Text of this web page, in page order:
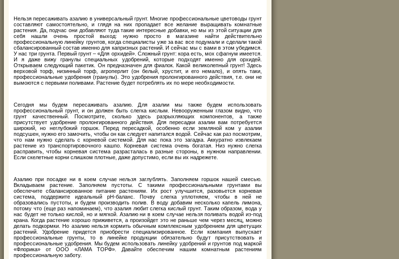
Нельзя пересаживать азалию в универсальный грунт. Многие профессиональные цветоводы грунт
составляют самостоятельно, и глядя на них пропадает все желание выращивать комнатные
растения. Да, подчас они добавляют туда такие интересные добавки, но мы из этой ситуации для
себя нашли очень простой выход: нужно просто в магазине найти действительно
профессиональную линейку грунтов, когда специалисты уже за вас все подумали и сделали такой
сбалансированный состав именно для капризных растений. И сейчас мы с вами в этом убедимся.
У нас три грунта. Первый грунт – «Для орхидей». Сложный грунт: кора есть, мох сфагнум имеется.
И я даже вижу гранулы специальных удобрений, которые подходят именно для орхидей.
Открываем следующий пакетик. Он предназначен для фиалок. Какой великолепный грунт! Здесь
верховой торф, низинный торф, агроперлит (он белый, хрустит, и его немало), и опять таки,
профессиональные удобрения (гранулы). Это удобрения пролонгированного действия, т.е. они не
вымоются с первыми поливами. Растение будет потреблять их по мере необходимости.
Сегодня мы будем пересаживать азалию. Для азалии мы также будем использовать
профессиональный грунт, и он должен быть слегка кислым. Невооруженным глазом видно, что
грунт качественный. Посмотрите, сколько здесь разрыхляющих компонентов, а также
присутствует удобрение пролонгированного действия. Для пересадки азалии вам потребуется
широкий, но неглубокий горшок. Перед пересадкой, особенно если земляной ком у азалии
подсушен, нужно его замочить, чтобы он как следует напитался водой. Сейчас как раз посмотрим,
что нам нужно сделать с корневой системой. Для нас пока это загадка. Аккуратно извлекаем
растение из транспортировочного кашпо. Корневая система очень богатая. Низ нужно слегка
расправить, чтобы корневая система разрасталась в разные стороны, в нужном направлении.
Если скелетные корни слишком плотные, даже допустимо, если вы их надрежете.
Азалию при посадке ни в коем случае нельзя заглублять. Заполняем горшок нашей смесью.
Вкладываем растение. Заполняем пустоты. С такими профессиональными грунтами вы
обеспечите сбалансированное питание растениям. Их рост улучшится, разовьется корневая
система, поддержите идеальный рН-баланс. Почву слегка уплотняем, чтобы в ней не
образовались пустоты, и будем производить полив. В воду добавим несколько капель лимона,
потому что (еще раз напоминаем), что азалия любит слегка кислый грунт. Таким образом, вода у
нас будет не только кислой, но и мягкой. Азалию ни в коем случае нельзя поливать водой из-под
крана. Когда растение хорошо приживется, а произойдет это не раньше чем через месяц, можно
делать подкормки. Но азалию нельзя кормить обычным комплексным удобрением для цветущих
растений. Удобрение придется приобрести специализированное. Если компания выпускает
профессиональные грунты, то в линейке продукции обязательно будут присутствовать и
профессиональные удобрения. Мы будем использовать линейку удобрений и грунтов под маркой
«Флорика» от ООО «ЛАМА ТОРФ». Давайте обеспечим нашим комнатным растениям
профессиональную заботу.